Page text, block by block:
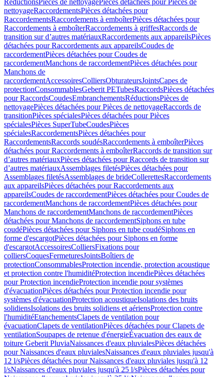
RéductionsPièces de nettoyagePièces détachées pour Pièces de
nettoyageRaccordementsPièces détachées pour
RaccordementsRaccordements à emboîterPièces détachées pour
Raccordements à emboîterRaccordements à griffesRaccords de
transition sur d’autres matériauxRaccordements aux appareilsPièces
détachées pour Raccordements aux appareilsCoudes de
raccordementPièces détachées pour Coudes de
raccordementManchons de raccordementPièces détachées pour
Manchons de
raccordementAccessoiresColliersObturateursJointsCapes de
protectionConsommablesGeberit PETubesRaccordsPièces détachées
pour RaccordsCoudesEmbranchementsRéductionsPièces de
nettoyagePièces détachées pour Pièces de nettoyageRaccords de
transitionPièces spécialesPièces détachées pour Pièces
spécialesPièces SuperTubeCoudesPièces
spécialesRaccordementsPièces détachées pour
RaccordementsRaccords soudésRaccordements à emboîterPièces
détachées pour Raccordements à emboîterRaccords de transition sur
d’autres matériauxPièces détachées pour Raccords de transition sur
d’autres matériauxAssemblages filetésPièces détachées pour
Assemblages filetésAssemblages de brideCollerettesRaccordements
aux appareilsPièces détachées pour Raccordements aux
appareilsCoudes de raccordementPièces détachées pour Coudes de
raccordementManchons de raccordementPièces détachées pour
Manchons de raccordementManchons de raccordementPièces
détachées pour Manchons de raccordementSiphons en tube
coudéPièces détachées pour Siphons en tube coudéSiphons en
forme d'escargotPièces détachées pour Siphons en forme
d'escargotAccessoiresColliersFixations pour
colliersCoquesFermeturesJointsBoîtiers de
protectionConsommablesProtection incendie, protection acoustique
et protection contre l'humiditéProtection incendiePièces détachées
pour Protection incendieProtection incendie pour systèmes
d'évacuationPièces détachées pour Protection incendie pour
systèmes d'évacuationProtection acoustiqueIsolations des bruits
solidiensIsolations des bruits solidiens et aériensProtection contre
l'humiditéEtanchementsClapets de ventilation pour
évacuationClapets de ventilationPièces détachées pour Clapets de
ventilationSoupapes de retenue d'énergieÉvacuation des eaux de
toiture Geberit PluviaNaissances d'eaux pluvialesPièces détachées
pour Naissances d'eaux pluvialesNaissances d'eaux pluviales jusqu'à
12 l/sPièces détachées pour Naissances d'eaux pluviales jusqu'à 12
l/sNaissances d'eaux pluviales jusqu'à 25 l/sPièces détachées pour